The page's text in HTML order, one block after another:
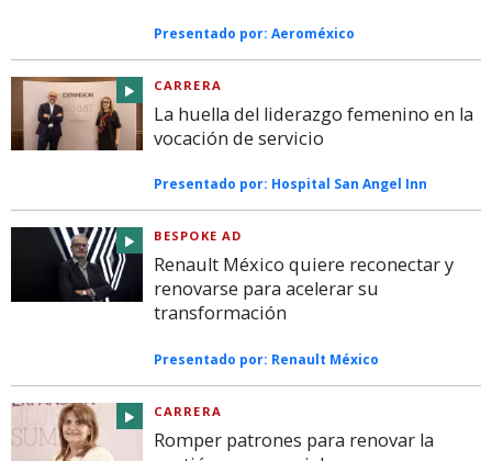
Presentado por: Aeroméxico
CARRERA
La huella del liderazgo femenino en la
vocación de servicio
Presentado por: Hospital San Angel Inn
BESPOKE AD
Renault México quiere reconectar y
renovarse para acelerar su
transformación
Presentado por: Renault México
CARRERA
Romper patrones para renovar la